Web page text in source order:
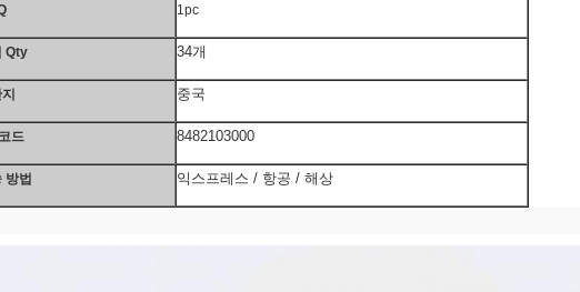
1pc
Qty 34개
중국
드 8482103000
방법 익스프레스 / 항공 / 해상